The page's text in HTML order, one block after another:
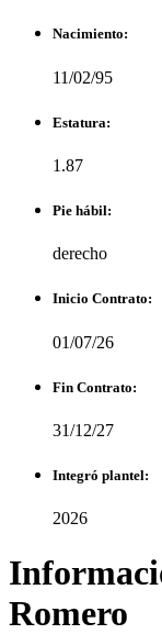
Nacimiento:
11/02/95
Estatura:
1.87
Pie hábil:
derecho
Inicio Contrato:
01/07/26
Fin Contrato:
31/12/27
Integró plantel:
2026
Romero